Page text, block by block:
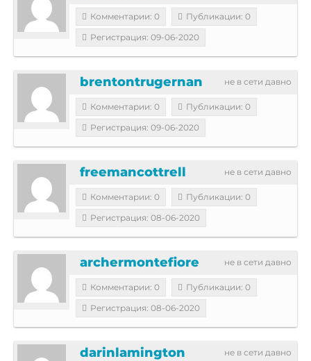
Комментарии: 0
Публикации: 0
Регистрация: 09-06-2020
не в сети давно
brentontrugernan
Комментарии: 0
Публикации: 0
Регистрация: 09-06-2020
не в сети давно
freemancottrell
Комментарии: 0
Публикации: 0
Регистрация: 08-06-2020
не в сети давно
archermontefiore
Комментарии: 0
Публикации: 0
Регистрация: 08-06-2020
не в сети давно
darinlamington